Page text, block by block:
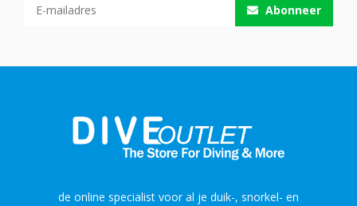
Abonneer
de online specialist voor al je duik-, snorkel- en